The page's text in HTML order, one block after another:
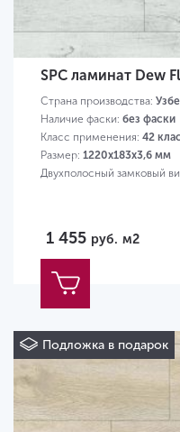
SPC ламинат Dew
Страна производства:
Наличие фаски: без фаски
Класс применения: 42
Размер: 1220х183х3,6 мм
Двухполосный замковый
1 455 руб. м2
Подложка в подарок